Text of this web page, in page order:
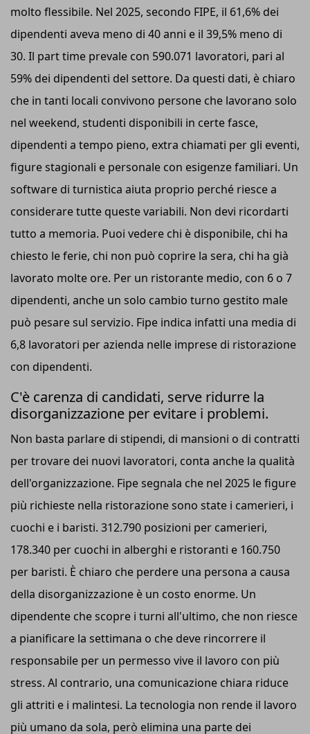
molto flessibile. Nel 2025, secondo FIPE, il 61,6% dei
dipendenti aveva meno di 40 anni e il 39,5% meno di
30. Il part time prevale con 590.071 lavoratori, pari al
59% dei dipendenti del settore. Da questi dati, è chiaro
che in tanti locali convivono persone che lavorano solo
nel weekend, studenti disponibili in certe fasce,
dipendenti a tempo pieno, extra chiamati per gli eventi,
figure stagionali e personale con esigenze familiari. Un
software di turnistica aiuta proprio perché riesce a
considerare tutte queste variabili. Non devi ricordarti
tutto a memoria. Puoi vedere chi è disponibile, chi ha
chiesto le ferie, chi non può coprire la sera, chi ha già
lavorato molte ore. Per un ristorante medio, con 6 o 7
dipendenti, anche un solo cambio turno gestito male
può pesare sul servizio. Fipe indica infatti una media di
6,8 lavoratori per azienda nelle imprese di ristorazione
con dipendenti.
C'è carenza di candidati, serve ridurre la
disorganizzazione per evitare i problemi.
Non basta parlare di stipendi, di mansioni o di contratti
per trovare dei nuovi lavoratori, conta anche la qualità
dell'organizzazione. Fipe segnala che nel 2025 le figure
più richieste nella ristorazione sono state i camerieri, i
cuochi e i baristi. 312.790 posizioni per camerieri,
178.340 per cuochi in alberghi e ristoranti e 160.750
per baristi. È chiaro che perdere una persona a causa
della disorganizzazione è un costo enorme. Un
dipendente che scopre i turni all'ultimo, che non riesce
a pianificare la settimana o che deve rincorrere il
responsabile per un permesso vive il lavoro con più
stress. Al contrario, una comunicazione chiara riduce
gli attriti e i malintesi. La tecnologia non rende il lavoro
più umano da sola, però elimina una parte dei